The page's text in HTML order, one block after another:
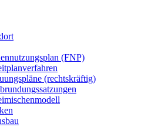
(FNP)
(rechtskräftig)